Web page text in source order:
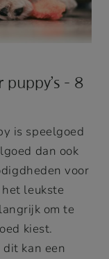
– 8
is speelgoed
dan ook
voor
leukste
om te
kiest.
kan een